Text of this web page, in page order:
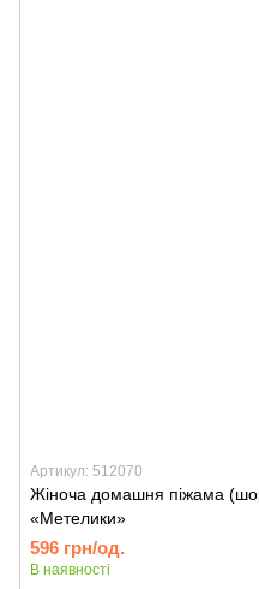
Артикул: 512070
Жіноча домашня піжама
«Метелики»
596 грн/од.
В наявності